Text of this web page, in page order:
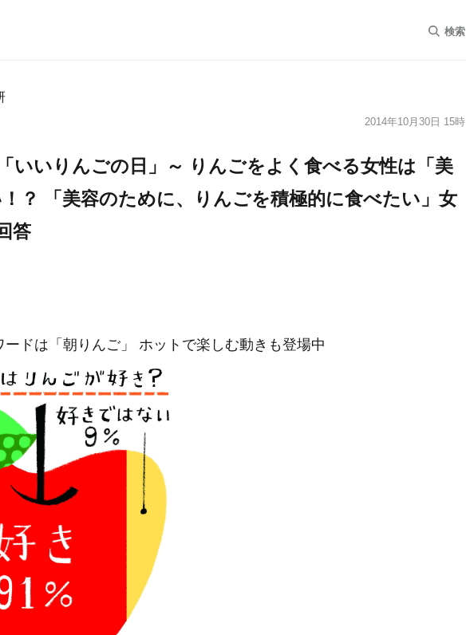
検索
2014年10月30日 15時
いいりんごの日」～ りんごをよく食べる女性は「美
？ 「美容のために、りんごを積極的に食べたい」女
答
ードは「朝りんご」 ホットで楽しむ動きも登場中